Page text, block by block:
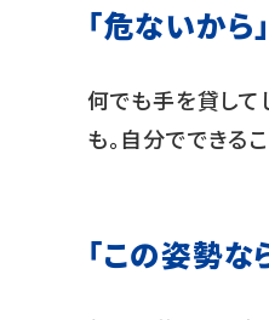
「危ないから
何でも手を貸して
も。自分でできる
「この姿勢な